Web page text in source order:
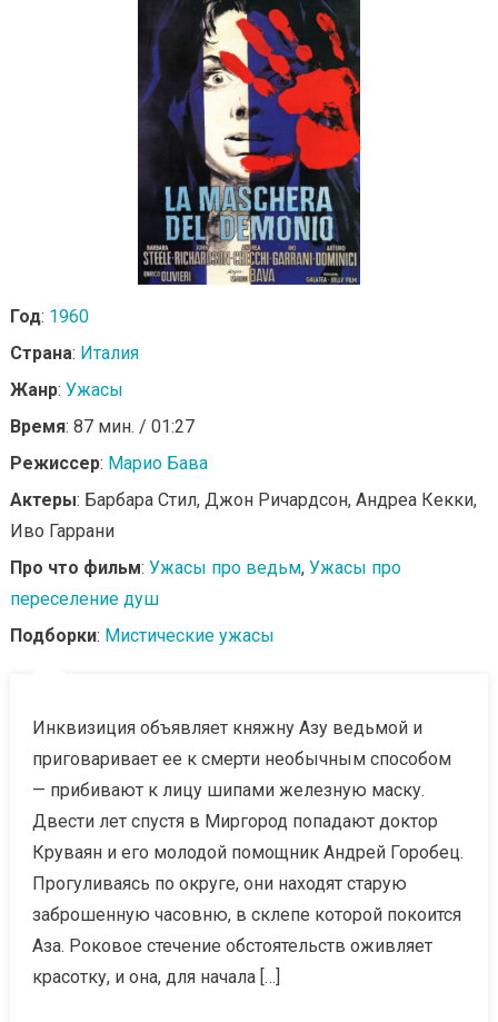
Год: 1960
Страна: Италия
Жанр: Ужасы
Время: 87 мин. / 01:27
Режиссер: Марио Бава
Актеры: Барбара Стил, Джон Ричардсон, Андреа Кекки,
Иво Гаррани
Про что фильм: Ужасы про ведьм, Ужасы про
переселение душ
Подборки: Мистические ужасы
Инквизиция объявляет княжну Азу ведьмой и
приговаривает ее к смерти необычным способом
— прибивают к лицу шипами железную маску.
Двести лет спустя в Миргород попадают доктор
Круваян и его молодой помощник Андрей Горобец.
Прогуливаясь по округе, они находят старую
заброшенную часовню, в склепе которой покоится
Аза. Роковое стечение обстоятельств оживляет
красотку, и она, для начала […]